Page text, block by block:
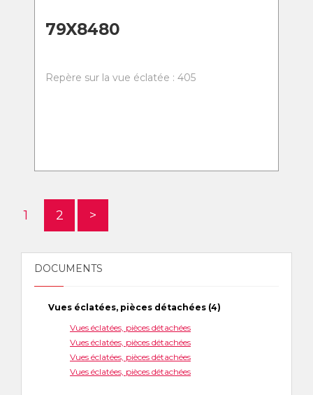
79X8480
Repère sur la vue éclatée : 405
1 2 >
DOCUMENTS
Vues éclatées, pièces détachées (4)
Vues éclatées, pièces détachées
Vues éclatées, pièces détachées
Vues éclatées, pièces détachées
Vues éclatées, pièces détachées